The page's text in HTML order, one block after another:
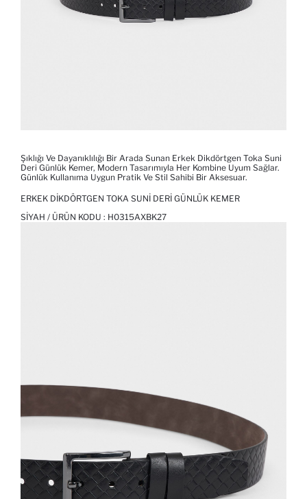
Şıklığı Ve Dayanıklılığı Bir Arada Sunan Erkek Dikdörtgen Toka Suni
Deri Günlük Kemer, Modern Tasarımıyla Her Kombine Uyum Sağlar.
Günlük Kullanıma Uygun Pratik Ve Stil Sahibi Bir Aksesuar.
ERKEK DIKDÖRTGEN TOKA SUNI DERI GÜNLÜK KEMER
SIYAH / ÜRÜN KODU : H0315AXBK27